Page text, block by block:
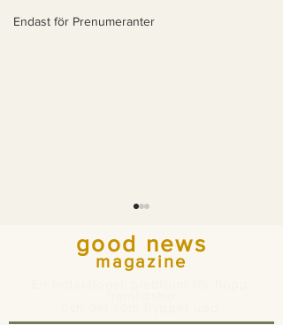
Endast för Prenumeranter
good news
magazine